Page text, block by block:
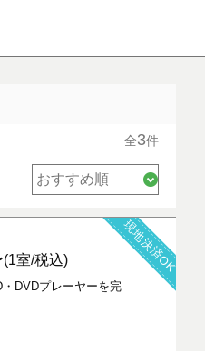
全3件
(1室/税込)
DVDプレーヤーを完
現地決済OK